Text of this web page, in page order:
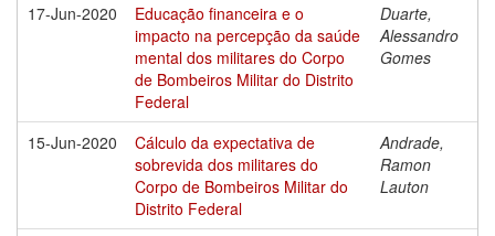
17-Jun-2020
Educação financeira e o
impacto na percepção da saúde
mental dos militares do Corpo
de Bombeiros Militar do Distrito
Federal
Duarte,
Alessandro
Gomes
15-Jun-2020
Cálculo da expectativa de
sobrevida dos militares do
Corpo de Bombeiros Militar do
Distrito Federal
Andrade,
Ramon
Lauton